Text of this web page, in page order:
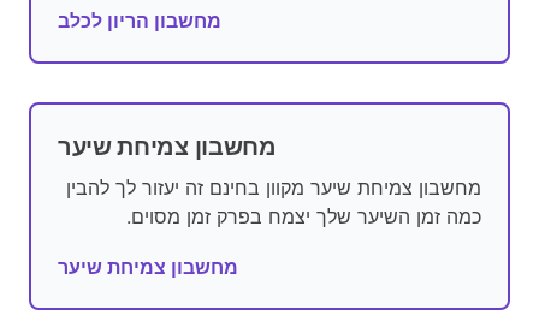
מחשבון הריון לכלב
מחשבון צמיחת שיער
מחשבון צמיחת שיער מקוון בחינם זה יעזור לך להבין
כמה זמן השיער שלך יצמח בפרק זמן מסוים.
מחשבון צמיחת שיער